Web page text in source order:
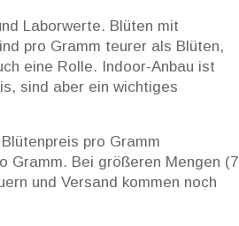
Laborwerte. Blüten mit
pro Gramm teurer als Blüten,
eine Rolle. Indoor-Anbau ist
sind aber ein wichtiges
pro Gramm
Gramm. Bei größeren Mengen (7
und Versand kommen noch